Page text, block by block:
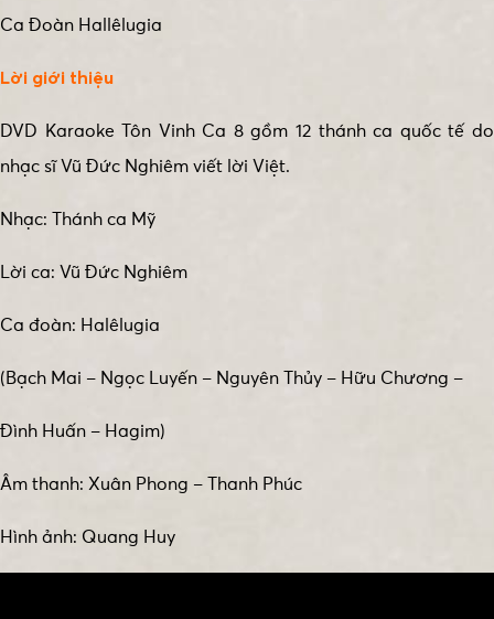
Ca Đoàn Hallêlugia
Lời giới thiệu
DVD Karaoke Tôn Vinh Ca 8 gồm 12 thánh ca quốc tế do
nhạc sĩ Vũ Đức Nghiêm viết lời Việt.
Nhạc: Thánh ca Mỹ
Lời ca: Vũ Đức Nghiêm
Ca đoàn: Halêlugia
(Bạch Mai – Ngọc Luyến – Nguyên Thủy – Hữu Chương –
Đình Huấn – Hagim)
Âm thanh: Xuân Phong – Thanh Phúc
Hình ảnh: Quang Huy